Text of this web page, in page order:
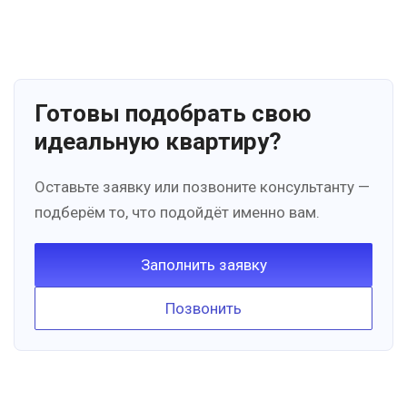
Готовы подобрать свою
идеальную квартиру?
Оставьте заявку или позвоните консультанту —
подберём то, что подойдёт именно вам.
Заполнить заявку
Позвонить